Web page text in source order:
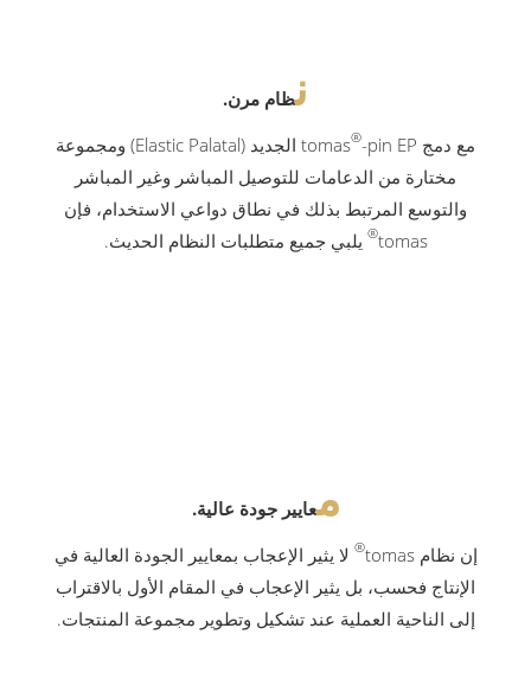
نظام مرن.
مع دمج tomas
®
-pin EP الجديد (Elastic Palatal) ومجموعة
مختارة من الدعامات للتوصيل المباشر وغير المباشر
والتوسع المرتبط بذلك في نطاق دواعي الاستخدام، فإن
tomas
® يلبي جميع متطلبات النظام الحديث.
معايير جودة عالية.
إن نظام tomas
® لا يثير الإعجاب بمعايير الجودة العالية في
الإنتاج فحسب، بل يثير الإعجاب في المقام الأول بالاقتراب
إلى الناحية العملية عند تشكيل وتطوير مجموعة المنتجات.